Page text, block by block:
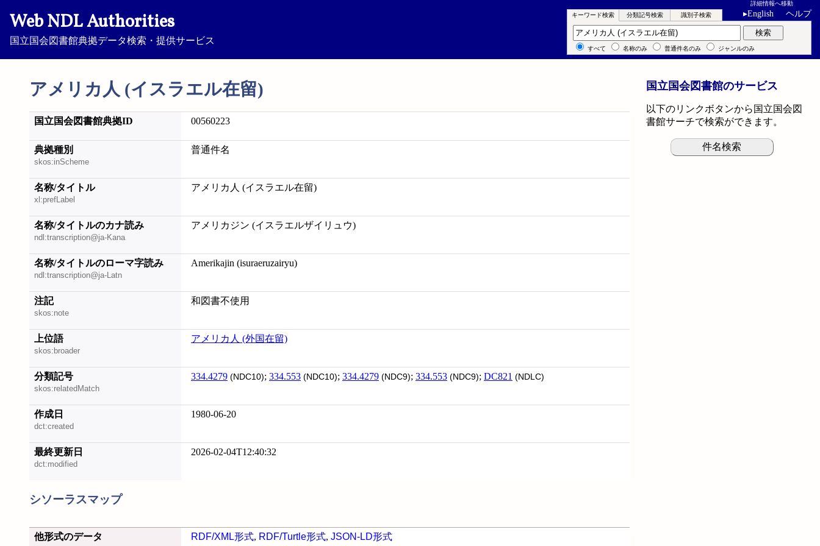
Web NDL Authorities
国立国会図書館典拠データ検索・提供サービス
詳細情報へ移動
▸English ヘルプ
アメリカ人 (イスラエル在留)
キーワード検索 分類記号検索 識別子検索
キーワード検索 検索
すべて 名称のみ 普通件名のみ ジャンルのみ
国立国会図書館典拠ID 00560223
典拠種別
skos:inScheme
普通件名
名称/タイトル
xl:prefLabel
アメリカ人 (イスラエル在留)
名称/タイトルのカナ読み
ndl:transcription@ja-Kana
アメリカジン (イスラエルザイリュウ)
名称/タイトルのローマ字読み
ndl:transcription@ja-Latn
Amerikajin (isuraeruzairyu)
注記
skos:note
和図書不使用
上位語
skos:broader
アメリカ人 (外国在留)
分類記号
skos:relatedMatch
334.4279 (NDC10); 334.553 (NDC10); 334.4279 (NDC9); 334.553 (NDC9); DC821 (NDLC)
作成日
dct:created
1980-06-20
最終更新日
dct:modified
2026-02-04T12:40:32
シソーラスマップ
他形式のデータ RDF/XML形式, RDF/Turtle形式, JSON-LD形式
国立国会図書館のサービス
以下のリンクボタンから国立国会図
書館サーチで検索ができます。
件名検索